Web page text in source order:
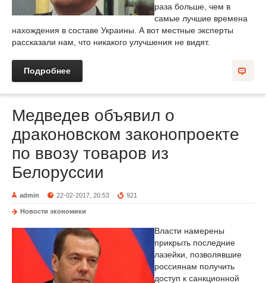
раза больше, чем в
самые лучшие времена
нахождения в составе Украины. А вот местные эксперты
рассказали нам, что никакого улучшения не видят.
Подробнее
Медведев объявил о
драконовском законопроекте
по ввозу товаров из
Белоруссии
admin 22-02-2017, 20:53 921
Новости экономики
Власти намерены
прикрыть последние
лазейки, позволявшие
россиянам получить
доступ к санкционной